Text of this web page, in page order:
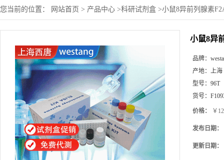
您当前的位置： 网站首页 > 产品中心 >科研试剂盒 >小鼠8异前列腺素
小鼠8异
品牌：
产地： 上海
型号： 96T
货号：
价格： ￥
发布日期：
更新日期：